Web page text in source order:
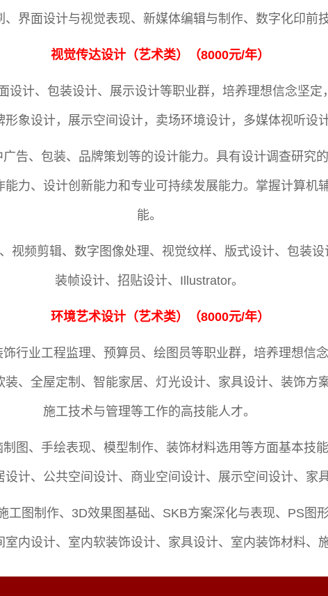
界面设计与视觉表现、新媒体编辑与制作、数字化印前
视觉传达设计（艺术类）（8000元/年）
设计、包装设计、展示设计等职业群，培养理想信念坚
象设计，展示空间设计，卖场环境设计，多媒体视听设
告、包装、品牌策划等的设计能力。具有设计调查研究
力、设计创新能力和专业可持续发展能力。掌握计算机
能。
视频剪辑、数字图像处理、视觉纹样、版式设计、包装
装帧设计、招贴设计、Illustrator。
环境艺术设计（艺术类）（8000元/年）
行业工程监理、预算员、绘图员等职业群，培养理想信
、全屋定制、智能家居、灯光设计、家具设计、装饰方
施工技术与管理等工作的高技能人才。
图、手绘表现、模型制作、装饰材料选用等方面基本技
计、公共空间设计、商业空间设计、展示空间设计、家
工图制作、3D效果图基础、SKB方案深化与表现、PS图
内设计、室内软装饰设计、家具设计、室内装饰材料、